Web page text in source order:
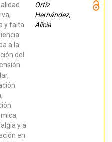
y falta
a la
del
y a
en
Ortiz
Hernández,
Alicia